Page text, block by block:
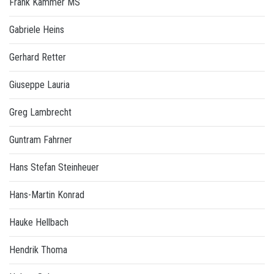
Gabriele Heins
Gerhard Retter
Giuseppe Lauria
Greg Lambrecht
Guntram Fahrner
Hans Stefan Steinheuer
Hans-Martin Konrad
Hauke Hellbach
Hendrik Thoma